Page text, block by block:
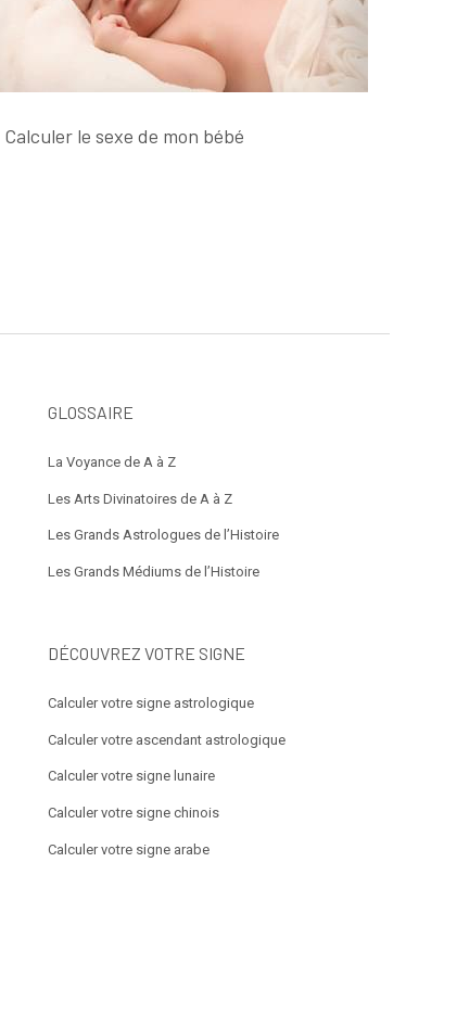
Calculer le sexe de mon bébé
GLOSSAIRE
La Voyance de A à Z
Les Arts Divinatoires de A à Z
Les Grands Astrologues de l’Histoire
Les Grands Médiums de l’Histoire
DÉCOUVREZ VOTRE SIGNE
Calculer votre signe astrologique
Calculer votre ascendant astrologique
Calculer votre signe lunaire
Calculer votre signe chinois
Calculer votre signe arabe